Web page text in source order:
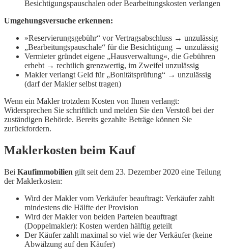
Besichtigungspauschalen oder Bearbeitungskosten verlangen
Umgehungsversuche erkennen:
»Reservierungsgebühr“ vor Vertragsabschluss → unzulässig
„Bearbeitungspauschale“ für die Besichtigung → unzulässig
Vermieter gründet eigene „Hausverwaltung«, die Gebühren
erhebt → rechtlich grenzwertig, im Zweifel unzulässig
Makler verlangt Geld für „Bonitätsprüfung“ → unzulässig
(darf der Makler selbst tragen)
Wenn ein Makler trotzdem Kosten von Ihnen verlangt:
Widersprechen Sie schriftlich und melden Sie den Verstoß bei der
zuständigen Behörde. Bereits gezahlte Beträge können Sie
zurückfordern.
Maklerkosten beim Kauf
Bei Kaufimmobilien gilt seit dem 23. Dezember 2020 eine Teilung
der Maklerkosten:
Wird der Makler vom Verkäufer beauftragt: Verkäufer zahlt
mindestens die Hälfte der Provision
Wird der Makler von beiden Parteien beauftragt
(Doppelmakler): Kosten werden hälftig geteilt
Der Käufer zahlt maximal so viel wie der Verkäufer (keine
Abwälzung auf den Käufer)